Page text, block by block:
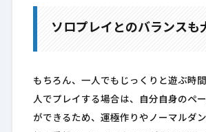
ソロプレイとのバランスも
もちろん、一人でもじっくりと遊ぶ時
人でプレイする場合は、自分自身のペ
ができるため、運極作りやノーマルダ